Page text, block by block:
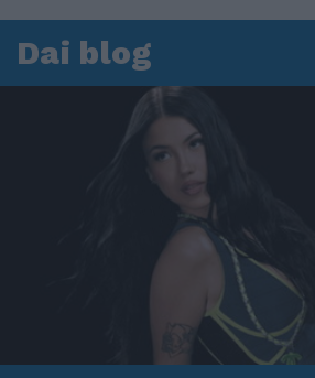
Dai blog